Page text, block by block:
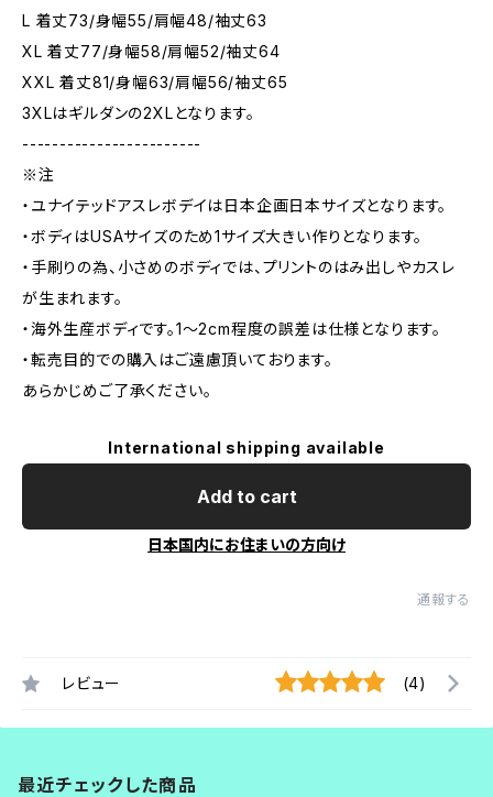
L 着丈73/身幅55/肩幅48/袖丈63
XL 着丈77/身幅58/肩幅52/袖丈64
XXL 着丈81/身幅63/肩幅56/袖丈65
3XLはギルダンの2XLとなります。
------------------------
※注
・ユナイテッドアスレボデイは日本企画日本サイズとなります。
・ボディはUSAサイズのため1サイズ大きい作りとなります。
・手刷りの為、小さめのボディでは、プリントのはみ出しやカスレ
が生まれます。
・海外生産ボディです。1～2cm程度の誤差は仕様となります。
・転売目的での購入はご遠慮頂いております。
あらかじめご了承ください。
International shipping available
Add to cart
日本国内にお住まいの方向け
通報する
レビュー (4)
最近チェックした商品